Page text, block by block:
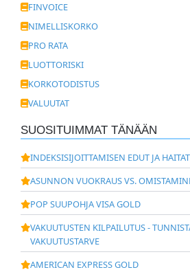
FINVOICE
NIMELLISKORKO
PRO RATA
LUOTTORISKI
KORKOTODISTUS
VALUUTAT
SUOSITUIMMAT TÄNÄÄN
INDEKSISIJOITTAMISEN EDUT JA HAITAT
ASUNNON VUOKRAUS VS.
POP SUUPOHJA VISA GOLD
VAKUUTUSTEN KILPAILUTUS -
VAKUUTUSTARVE
AMERICAN EXPRESS GOLD